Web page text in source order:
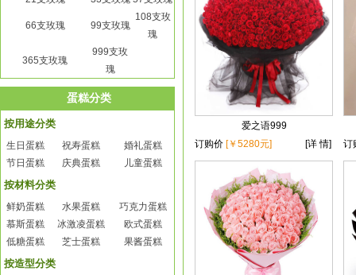
66支玫瑰 99支玫瑰
108支玫
瑰
365支玫瑰
999支玫
瑰
蛋糕分类
按用途分类
生日蛋糕 祝寿蛋糕
婚礼蛋糕
节日蛋糕
庆典蛋糕 儿童蛋糕
按材料分类
鲜奶蛋糕 水果蛋糕
巧克力蛋糕
慕斯蛋糕
冰激凌蛋糕
欧式蛋糕
低糖蛋糕
芝士蛋糕 果酱蛋糕
按造型分类
爱之语999
订购价 [￥5280元] [详 情] 订